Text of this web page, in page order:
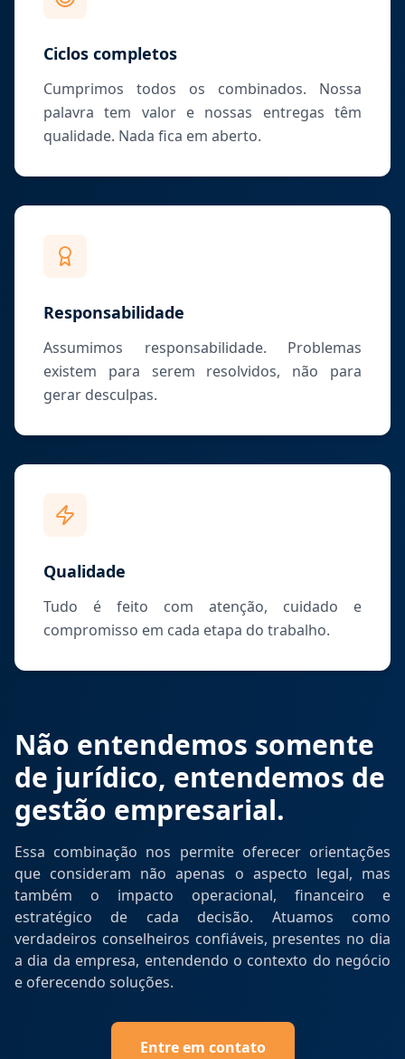
Ciclos completos
Cumprimos todos os combinados. Nossa
palavra tem valor e nossas entregas têm
qualidade. Nada fica em aberto.
Responsabilidade
Assumimos responsabilidade. Problemas
existem para serem resolvidos, não para
gerar desculpas.
Qualidade
Tudo é feito com atenção, cuidado e
compromisso em cada etapa do trabalho.
Não entendemos somente
de jurídico, entendemos de
gestão empresarial.
Essa combinação nos permite oferecer orientações
que consideram não apenas o aspecto legal, mas
também o impacto operacional, financeiro e
estratégico de cada decisão. Atuamos como
verdadeiros conselheiros confiáveis, presentes no dia
a dia da empresa, entendendo o contexto do negócio
e oferecendo soluções.
Entre em contato